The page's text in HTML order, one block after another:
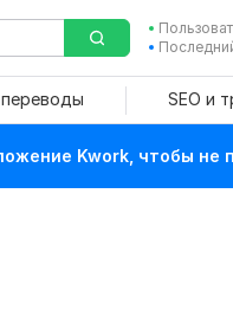
SEO и
Kwork, чтобы